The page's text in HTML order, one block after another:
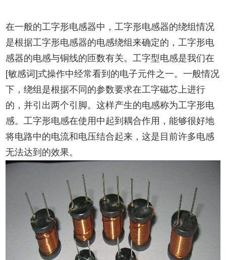
在一般的工字形电感器中，工字形电感器的绕组情况
是根据工字形电感器的电感绕组来确定的，工字形电
感器的电感与铜线的匝数有关。工字型电感是我们在
[敏感词]式操作中经常看到的电子元件之一。一般情况
下，绕组是根据不同的参数要求在工字磁芯上进行
的，并引出两个引脚。这样产生的电感称为工字形电
感。工字形电感在使用中起到耦合作用，能够很好地
将电路中的电流和电压结合起来，这是目前许多电感
无法达到的效果。